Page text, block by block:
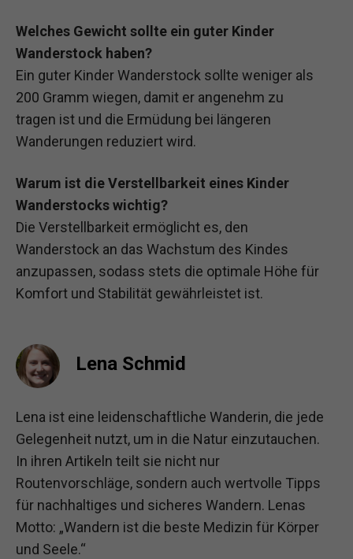
Welches Gewicht sollte ein guter Kinder
Wanderstock haben?
Ein guter Kinder Wanderstock sollte weniger als
200 Gramm wiegen, damit er angenehm zu
tragen ist und die Ermüdung bei längeren
Wanderungen reduziert wird.
Warum ist die Verstellbarkeit eines Kinder
Wanderstocks wichtig?
Die Verstellbarkeit ermöglicht es, den
Wanderstock an das Wachstum des Kindes
anzupassen, sodass stets die optimale Höhe für
Komfort und Stabilität gewährleistet ist.
Lena Schmid
Lena ist eine leidenschaftliche Wanderin, die jede
Gelegenheit nutzt, um in die Natur einzutauchen.
In ihren Artikeln teilt sie nicht nur
Routenvorschläge, sondern auch wertvolle Tipps
für nachhaltiges und sicheres Wandern. Lenas
Motto: „Wandern ist die beste Medizin für Körper
und Seele.“